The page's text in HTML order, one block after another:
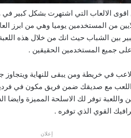
اقوى الالعاب التي اشتهرت بشكل كبير
من المستخدمين يوميا وهي من ابرز
بين الشباب حيث انك من خلال هذه
جميع المستخدمين الحقيقين .
وفكرة اللعبة ان يتم نزول 100 لاعب في خريطة ومن يبقى
توفر لك الاسلحة المميزة وايضا
القوي الذي توفره .
إعلان